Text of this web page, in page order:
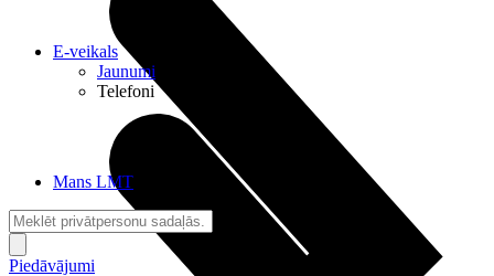
E-veikals
Jaunumi
Telefoni
Mans LMT
Piedāvājumi